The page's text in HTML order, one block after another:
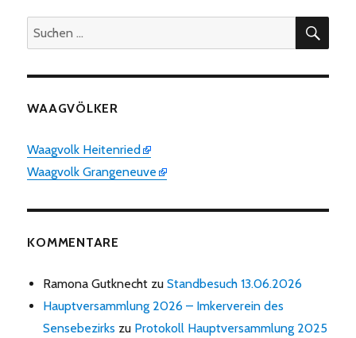
Suchen
nach:
WAAGVÖLKER
Waagvolk Heitenried
Waagvolk Grangeneuve
KOMMENTARE
Ramona Gutknecht zuStandbesuch 13.06.2026
Hauptversammlung 2026 – Imkerverein des
Sensebezirks zu Protokoll Hauptversammlung 2025